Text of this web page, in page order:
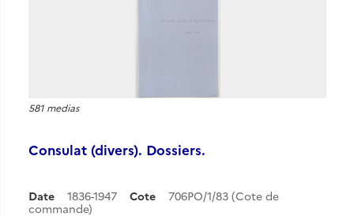
581 medias
Consulat (divers). Dossiers.
Date 1836-1947 Cote
706PO/1/83 (Cote de
commande)